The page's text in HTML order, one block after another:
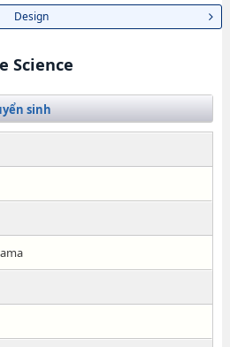
Design
Science
sinh